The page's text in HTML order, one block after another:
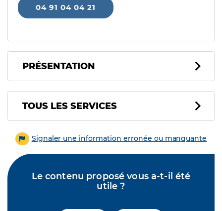
04 91 04 04 21
PRÉSENTATION
Tous les services
TOUS LES SERVICES
Signaler une information erronée ou manquante
Le contenu proposé vous a-t-il été
utile ?